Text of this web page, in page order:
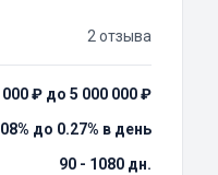
2 отзыва
000 ₽ до 5 000 000 ₽
до 0.27% в день
90 - 1080 дн.